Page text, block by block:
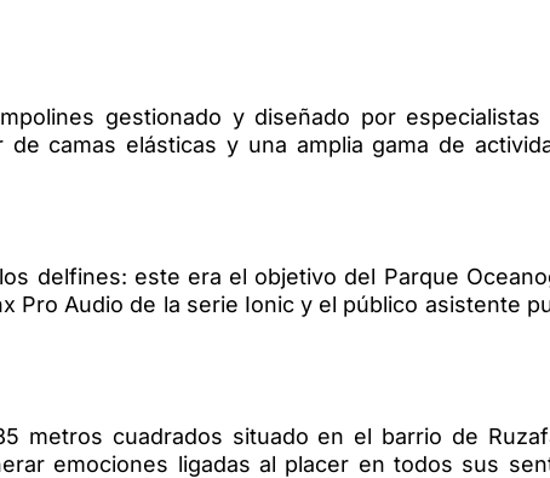
gestionado y diseñado por
camas elásticas y una amplia gama de
delfines: este era el objetivo del Parque
Pro Audio de la serie Ionic y el público asistente
metros cuadrados situado en el barrio de
emociones ligadas al placer en todos sus